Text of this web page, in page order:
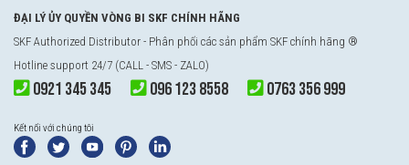
ĐẠI LÝ ỦY QUYỀN VÒNG BI SKF CHÍNH HÃNG
SKF Authorized Distributor - Phân phối các sản phẩm SKF chính hãng ®
Hotline support 24/7 (CALL - SMS - ZALO)
0921 345 345 096 123 8558 0763 356 999
Kết nối với chúng tôi